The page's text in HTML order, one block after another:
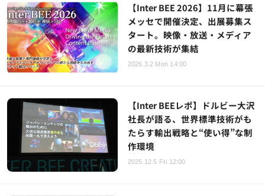
【Inter BEE 2026】11月に幕張
メッセで開催決定、出展募集ス
タート。映像・放送・メディア
の最新技術が集結
2026.3.2 Mon 14:00
【Inter BEEレポ】ドルビー大沢
社長が語る、世界標準技術がも
たらす輸出戦略と“使い得”な制
作環境
2025.12.5 Fri 12:00